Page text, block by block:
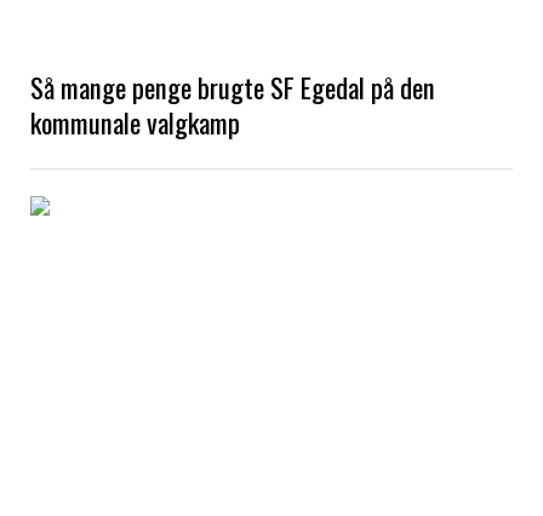
Så mange penge brugte SF Egedal på den
kommunale valgkamp